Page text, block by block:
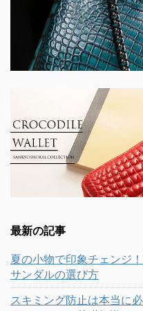
最新の記事
夏の小物で印象チェンジ
サンダルの選び方
スキミング防止は本当に